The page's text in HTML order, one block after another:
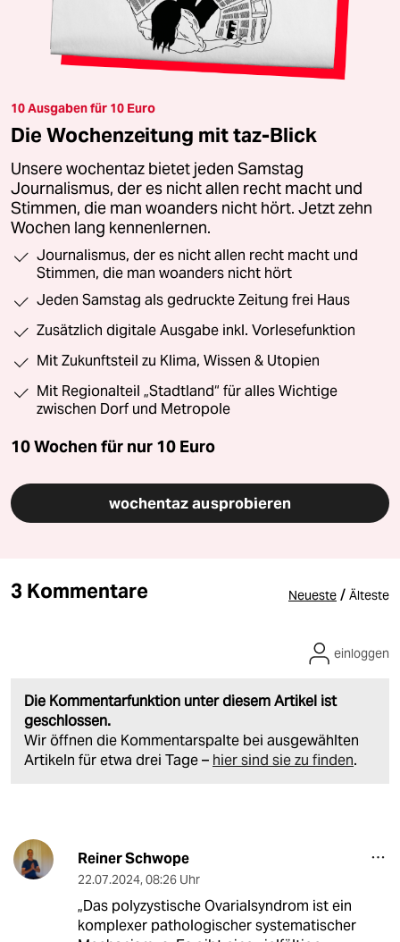
10 Ausgaben für 10 Euro
Die Wochenzeitung mit taz-Blick
Unsere wochentaz bietet jeden Samstag
Journalismus, der es nicht allen recht macht und
Stimmen, die man woanders nicht hört. Jetzt zehn
Wochen lang kennenlernen.
Journalismus, der es nicht allen recht macht und
Stimmen, die man woanders nicht hört
Jeden Samstag als gedruckte Zeitung frei Haus
Zusätzlich digitale Ausgabe inkl. Vorlesefunktion
Mit Zukunftsteil zu Klima, Wissen & Utopien
Mit Regionalteil „Stadtland“ für alles Wichtige
zwischen Dorf und Metropole
10 Wochen für nur 10 Euro
wochentaz ausprobieren
3 Kommentare Neueste / Älteste
Die Kommentarfunktion unter diesem Artikel ist
geschlossen.
Wir öffnen die Kommentarspalte bei ausgewählten
Artikeln für etwa drei Tage – hier sind sie zu finden.
einloggen
Reiner Schwope
22.07.2024, 08:26 Uhr
„Das polyzystische Ovarialsyndrom ist ein
komplexer pathologischer systematischer